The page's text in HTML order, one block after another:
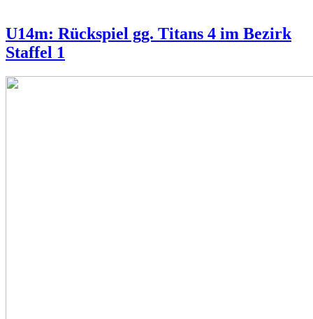
U14m: Rückspiel gg. Titans 4 im Bezirk
Staffel 1